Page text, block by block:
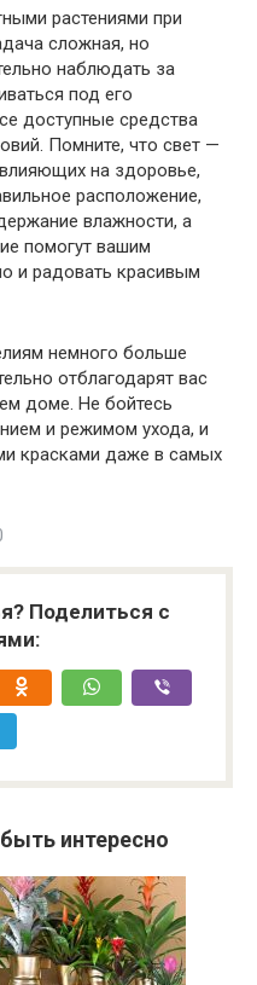
растениями при
сложная, но
наблюдать за
под его
доступные средства
Помните, что свет —
на здоровье,
расположение,
влажности, а
помогут вашим
и радовать красивым
немного больше
отблагодарят вас
доме. Не бойтесь
и режимом ухода, и
красками даже в самых
Поделиться с
интересно